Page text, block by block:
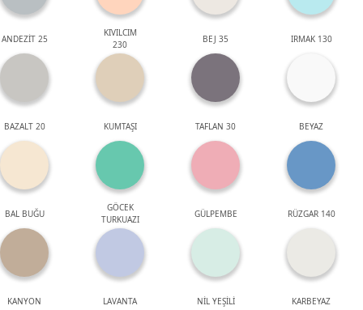
ANDEZİT 25
KIVILCIM
230
BEJ 35 IRMAK 130
BAZALT 20 KUMTAŞI TAFLAN 30 BEYAZ
BAL BUĞU
GÖCEK
TURKUAZI
GÜLPEMBE RÜZGAR 140
KANYON LAVANTA NİL YEŞİLİ KARBEYAZ